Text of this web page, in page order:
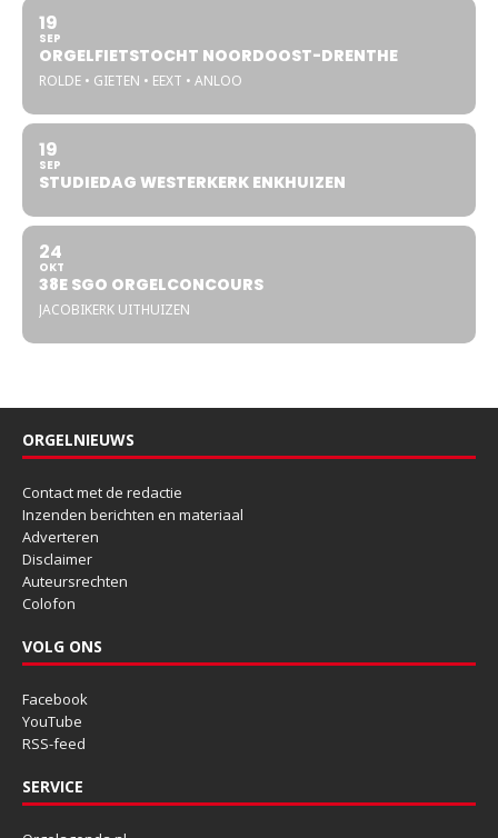
19
SEP
ORGELFIETSTOCHT NOORDOOST-DRENTHE
ROLDE • GIETEN • EEXT • ANLOO
19
SEP
STUDIEDAG WESTERKERK ENKHUIZEN
24
OKT
38E SGO ORGELCONCOURS
JACOBIKERK UITHUIZEN
ORGELNIEUWS
Contact met de redactie
Inzenden berichten en materiaal
Adverteren
Disclaimer
Auteursrechten
Colofon
VOLG ONS
Facebook
YouTube
RSS-feed
SERVICE